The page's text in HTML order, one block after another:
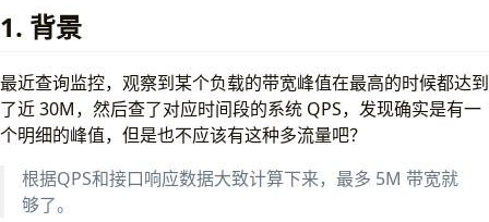
2.2 TLS 握手
2.3 业务请求
2.5 TCP 四次挥手
3. 结论
1. 背景
最近查询监控，观察到某个负载的带宽峰值在最高的时候都达到
了近 30M，然后查了对应时间段的系统 QPS，发现确实是有一
个明细的峰值，但是也不应该有这种多流量吧？
根据QPS和接口响应数据大致计算下来，最多 5M 带宽就
够了。